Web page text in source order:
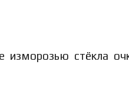
изморозью стёкла